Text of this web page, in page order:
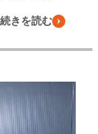
続きを読む